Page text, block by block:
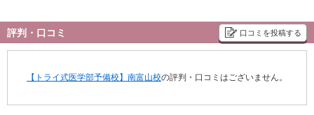
評判・口コミ 口コミを投稿する
【トライ式医学部予備校】南富山校の評判・口コミはございません。